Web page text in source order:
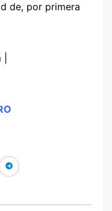
de, por primera